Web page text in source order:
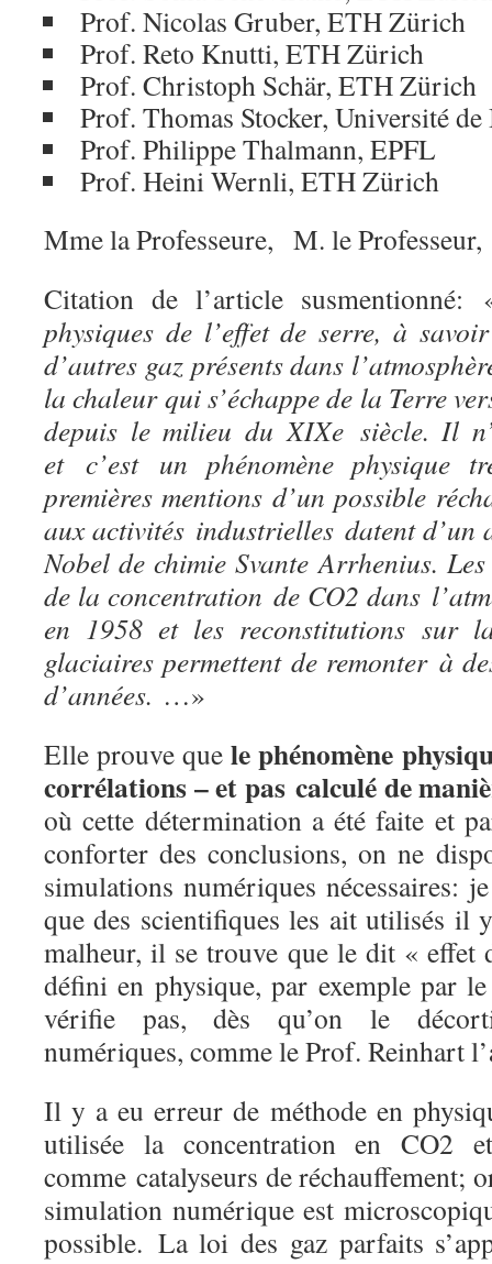
Prof. Nicolas Gruber, ETH Zürich
Prof. Reto Knutti, ETH Zürich
Prof. Christoph Schär, ETH Zürich
Prof. Thomas Stocker, Université de
Prof. Philippe Thalmann, EPFL
Prof. Heini Wernli, ETH Zürich
Mme la Professeure, M. le Professeur,
Citation de l’article susmentionné:
physiques de l’effet de serre, à
d’autres gaz présents dans
la chaleur qui s’échappe de la Terre
depuis le milieu du XIXe siècle. Il
et c’est un phénomène physique
premières mentions d’un possible
aux activités industrielles datent
Nobel de chimie Svante Arrhenius. Les
de la concentration de CO2 dans
en 1958 et les reconstitutions sur
glaciaires permettent de remonter à
d’années. …»
Elle prouve quele phénomène
corrélations – et pas calculé de
où cette détermination a été faite et
conforter des conclusions, on ne
simulations numériques nécessaires:
que des scientifiques les ait utilisés il
malheur, il se trouve que le dit « effet
défini en physique, par exemple par
vérifie pas, dès qu’on le
numériques, comme le Prof. Reinhart
Il y a eu erreur de méthode en
utilisée la concentration en CO2
commecatalyseurs de réchauffement;
simulation numérique est
possible. La loi des gaz parfaits